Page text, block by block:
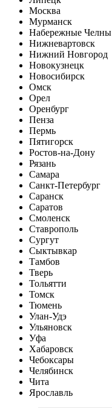
Москва
Мурманск
Набережные Челны
Нижневартовск
Нижний Новгород
Новокузнецк
Новосибирск
Омск
Орел
Оренбург
Пенза
Пермь
Пятигорск
Ростов-на-Дону
Рязань
Самара
Санкт-Петербург
Саранск
Саратов
Смоленск
Ставрополь
Сургут
Сыктывкар
Тамбов
Тверь
Тольятти
Томск
Тюмень
Улан-Удэ
Ульяновск
Уфа
Хабаровск
Чебоксары
Челябинск
Чита
Ярославль